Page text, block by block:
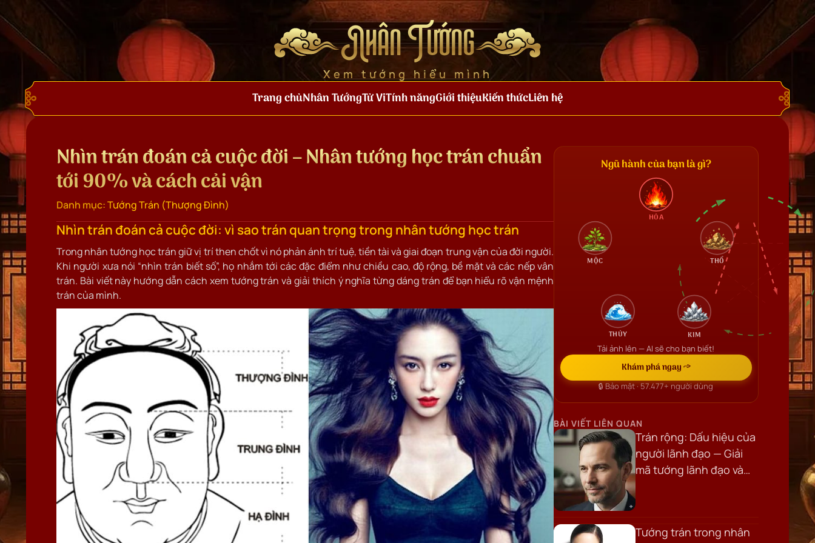
Nhân Tướng
Xem tướng hiểu mình
Trang chủNhân TướngTử ViTính năngGiới thiệuKiến thứcLiên hệ
Nhìn trán đoán cả cuộc đời – Nhân tướng học trán chuẩn
tới 90% và cách cải vận
Danh mục:Tướng Trán (Thượng Đình)
Nhìn trán đoán cả cuộc đời: vì sao trán quan trọng trong nhân tướng học trán
Trong nhân tướng học trán giữ vị trí then chốt vì nó phản ánh trí tuệ, tiền tài và giai đoạn trung vận của đời người.
Khi người xưa nói “nhìn trán biết số”, họ nhắm tới các đặc điểm như chiều cao, độ rộng, bề mặt và các nếp vân
trán. Bài viết này hướng dẫn cách xem tướng trán và giải thích ý nghĩa từng dáng trán để bạn hiểu rõ vận mệnh
trán của mình.
Ngũ hành của bạn là gì?
HỎA
THỔ
KIM
THỦY
MỘC
Tải ảnh lên — AI sẽ cho bạn biết!
Khám phá ngay →
🔒 Bảo mật ·57.477+người dùng
BÀI VIẾT LIÊN QUAN
Trán rộng: Dấu hiệu của
người lãnh đạo — Giải
mã tướng lãnh đạo và
Tướng trán trong nhân